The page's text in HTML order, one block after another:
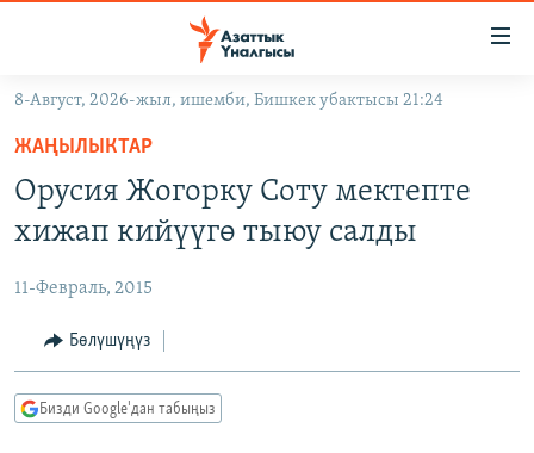
Навигацияга
өтүңүз
Издөөгө
салыңызКЫРГЫЗСТАН
ЭКОНОМИКА
МАДАНИЯТ
ДҮЙНӨ
БОРБОР АЗИЯ
АТАЙЫН ИЛИКТӨӨ
ТВ ПРОГРАММАЛАР
ЭКСПЕРТТЕР ТАЛДАЙТ
ӨЗГӨЧӨ ПИКИР
8-Август, 2026-жыл, ишемби, Бишкек убактысы 21:24
ЖАҢЫЛЫКТАР
Орусия Жогорку Соту мектепте
хижап кийүүгө тыюу салды
11-Февраль, 2015
Бөлүшүңүз
Бизди Google'дан табыңыз